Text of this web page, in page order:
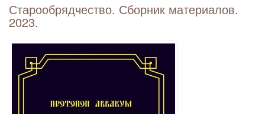
Старообрядчество. Сборник материалов.
2023.